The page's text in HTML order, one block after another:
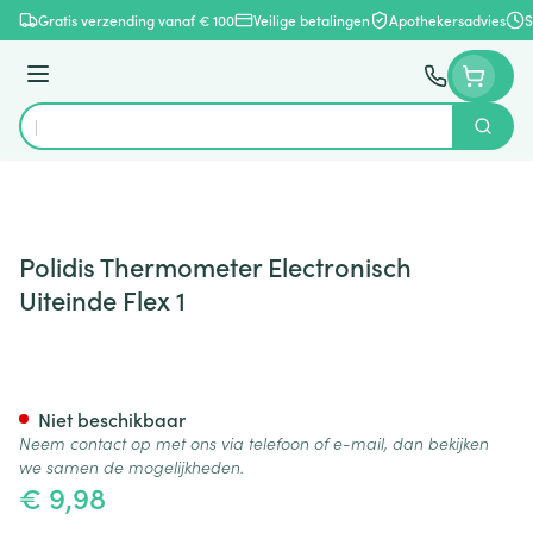
Ga naar de inhoud
Gratis verzending vanaf € 100 Veilige betalingen Apothekersadvies
Menu
Product, merk, categorie...
Zoek
Polidis Thermometer Electronisch
Uiteinde Flex 1
€ 9,98
Niet beschikbaar
Neem contact op met ons via telefoon of e-mail, dan bekijken
we samen de mogelijkheden.